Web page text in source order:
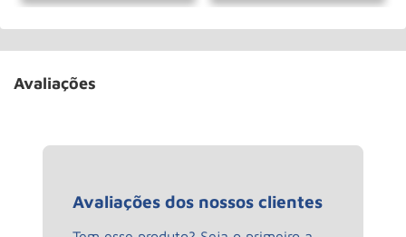
Avaliações
Avaliações dos nossos clientes